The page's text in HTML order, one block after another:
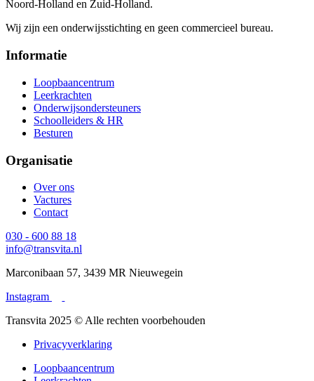
Noord-Holland en Zuid-Holland.
Wij zijn een onderwijsstichting en geen commercieel bureau.
Informatie
Loopbaancentrum
Leerkrachten
Onderwijsondersteuners
Schoolleiders & HR
Besturen
Organisatie
Over ons
Vactures
Contact
030 - 600 88 18
info@transvita.nl
Marconibaan 57, 3439 MR Nieuwegein
Instagram
Transvita 2025 © Alle rechten voorbehouden
Privacyverklaring
Loopbaancentrum